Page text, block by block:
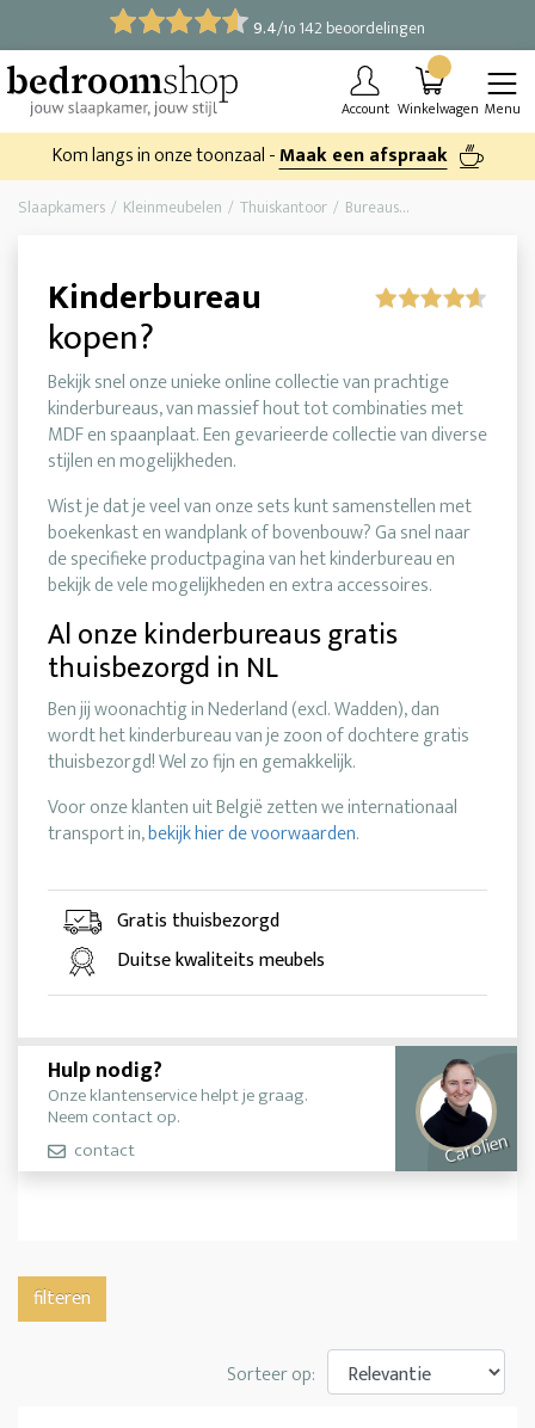
9.4/10 142 beoordelingen
Account Winkelwagen Menu
Kom langs in onze toonzaal -Maak een afspraak
Slaapkamers Kleinmeubelen Thuiskantoor Bureaus
Kinderbureau
kopen?
Bekijk snel onze unieke online collectie van prachtige
kinderbureaus, van massief hout tot combinaties met
MDF en spaanplaat. Een gevarieerde collectie van diverse
stijlen en mogelijkheden.
Wist je dat je veel van onze sets kunt samenstellen met
boekenkast en wandplank of bovenbouw? Ga snel naar
de specifieke productpagina van het kinderbureau en
bekijk de vele mogelijkheden en extra accessoires.
Al onze kinderbureaus gratis
thuisbezorgd in NL
Ben jij woonachtig in Nederland (excl. Wadden), dan
wordt het kinderbureau van je zoon of dochtere gratis
thuisbezorgd! Wel zo fijn en gemakkelijk.
Voor onze klanten uit België zetten we internationaal
transport in,bekijk hier de voorwaarden.
Gratis thuisbezorgd
Duitse kwaliteits meubels
Hulp nodig?
Onze klantenservice helpt je graag.
Neem contact op.
contact
Carolien
filteren
Sorteer op: